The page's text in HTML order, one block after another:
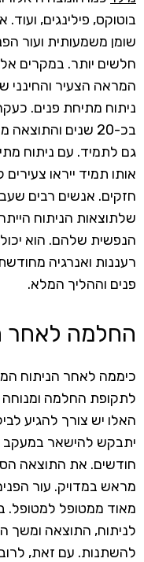
שומן משמעותית ועור
חלשים יותר. במקרים
המראה הצעיר והחינני
ניתוח מתיחת פנים.
בכ-20 שנים
גם לתמיד. עם ניתוח
אותו תמיד ייראו
חזקים. אנשים רבים
שלתוצאות הניתוח
הנפשית שלהם. הוא
רעננות ואנרגיה
פנים וההליך המלא.
החלמה לאחר
כיממה לאחר הניתוח
לתקופת החלמה ומנוחה
האלו יש צורך להגיע
יתבקש להישאר
חודשים. את התוצאה
מראש במדויק. עור
מאוד ממטופל
לניתוח, התוצאה ומשך
להשתנות. עם זאת,